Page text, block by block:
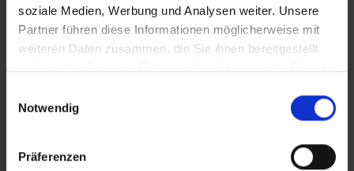
soziale Medien, Werbung und Analysen weiter. Unsere
Partner führen diese Informationen möglicherweise mit
weiteren Daten zusammen, die Sie ihnen bereitgestellt
Notwendig
Präferenzen